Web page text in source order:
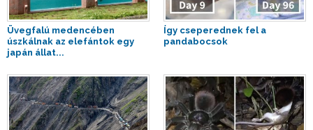
Üvegfalú medencében
úszkálnak az elefántok egy
japán állat...
Így cseperednek fel a
pandabocsok